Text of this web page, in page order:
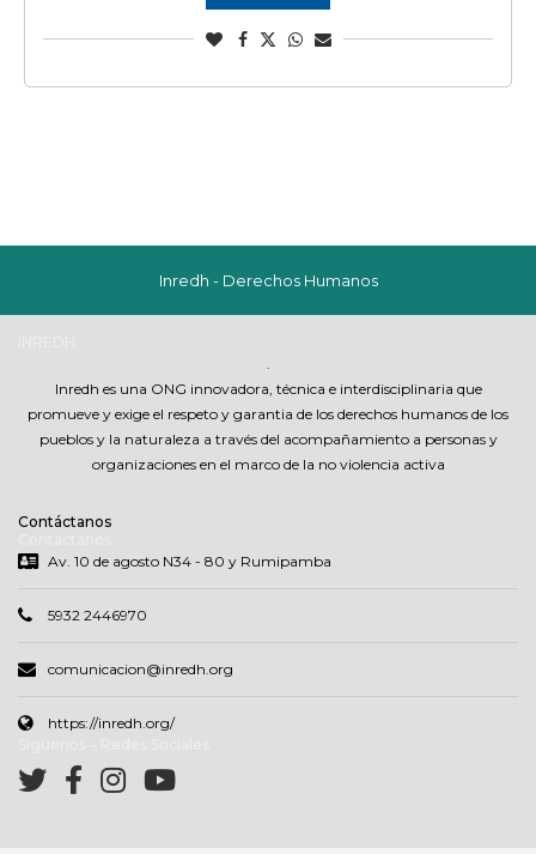
Inredh - Derechos Humanos
Inredh es una ONG innovadora, técnica e interdisciplinaria que
promueve y exige el respeto y garantia de los derechos humanos de los
pueblos y la naturaleza a través del acompañamiento a personas y
organizaciones en el marco de la no violencia activa
Contáctanos
Av. 10 de agosto N34 - 80 y Rumipamba
5932 2446970
comunicacion@inredh.org
https://inredh.org/